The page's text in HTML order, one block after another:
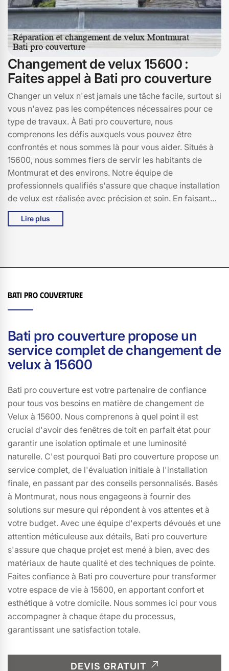
Changement de velux 15600 :
Faites appel à Bati pro couverture
Changer un velux n'est jamais une tâche facile, surtout si
vous n'avez pas les compétences nécessaires pour ce
type de travaux. À Bati pro couverture, nous
comprenons les défis auxquels vous pouvez être
confrontés et nous sommes là pour vous aider. Situés à
15600, nous sommes fiers de servir les habitants de
Montmurat et des environs. Notre équipe de
professionnels qualifiés s'assure que chaque installation
de velux est réalisée avec précision et soin. En faisant
appel à Bati pro couverture, vous bénéficiez non
seulement d'un service de qualité, mais aussi de notre
Montmurat toute la luminosité et l'aération qu'elle mérite.
Avec Bati pro couverture, votre satisfaction est notre
Lire plus
Bati pro couverture
Bati pro couverture propose un
service complet de changement de
velux à 15600
Bati pro couverture est votre partenaire de confiance
pour tous vos besoins en matière de changement de
Velux à 15600. Nous comprenons à quel point il est
crucial d'avoir des fenêtres de toit en parfait état pour
garantir une isolation optimale et une luminosité
naturelle. C'est pourquoi Bati pro couverture propose un
service complet, de l'évaluation initiale à l'installation
finale, en passant par des conseils personnalisés. Basés
à Montmurat, nous nous engageons à fournir des
solutions sur mesure qui répondent à vos attentes et à
votre budget. Avec une équipe d'experts dévoués et une
attention méticuleuse aux détails, Bati pro couverture
s'assure que chaque projet est mené à bien, avec des
matériaux de haute qualité et des techniques de pointe.
Faites confiance à Bati pro couverture pour transformer
votre espace de vie à 15600, en apportant confort et
esthétique à votre domicile. Nous sommes ici pour vous
accompagner à chaque étape du processus,
garantissant une satisfaction totale.
DEVIS GRATUIT